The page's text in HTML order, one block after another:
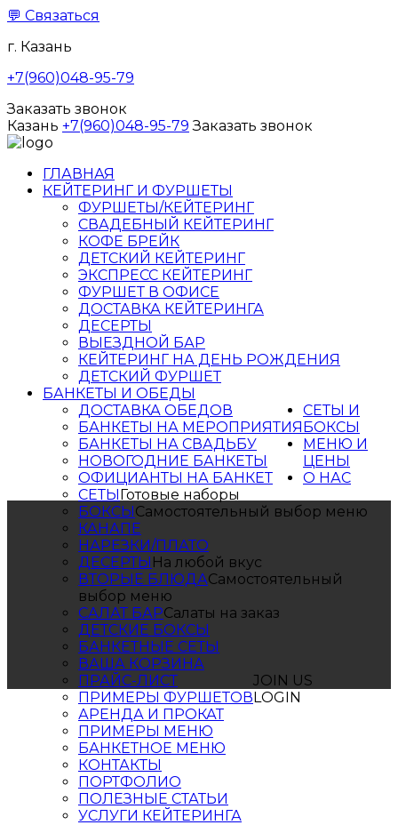
💬 Связаться
г. Казань
+7(960)048-95-79
Заказать звонок
Казань +7(960)048-95-79 Заказать звонок
ГЛАВНАЯ
КЕЙТЕРИНГ И ФУРШЕТЫ
ФУРШЕТЫ/КЕЙТЕРИНГ
СВАДЕБНЫЙ КЕЙТЕРИНГ
КОФЕ БРЕЙК
ДЕТСКИЙ КЕЙТЕРИНГ
ЭКСПРЕСС КЕЙТЕРИНГ
ФУРШЕТ В ОФИСЕ
ДОСТАВКА КЕЙТЕРИНГА
ДЕСЕРТЫ
ВЫЕЗДНОЙ БАР
КЕЙТЕРИНГ НА ДЕНЬ РОЖДЕНИЯ
ДЕТСКИЙ ФУРШЕТ
БАНКЕТЫ И ОБЕДЫ
ДОСТАВКА ОБЕДОВ
БАНКЕТЫ НА МЕРОПРИЯТИЯ
БАНКЕТЫ НА СВАДЬБУ
НОВОГОДНИЕ БАНКЕТЫ
ОФИЦИАНТЫ НА БАНКЕТ
СЕТЫ И
БОКСЫ
СЕТЫГотовые наборы
БОКСЫСамостоятельный выбор меню
КАНАПЕ
НАРЕЗКИ/ПЛАТО
ДЕСЕРТЫ На любой вкус
ВТОРЫЕ БЛЮДАСамостоятельный
выбор меню
САЛАТ БАРСалаты на заказ
ДЕТСКИЕ БОКСЫ
БАНКЕТНЫЕ СЕТЫ
ВАША КОРЗИНА
МЕНЮ И
ЦЕНЫ
ПРАЙС-ЛИСТ
ПРИМЕРЫ ФУРШЕТОВ
АРЕНДА И ПРОКАТ
ПРИМЕРЫ МЕНЮ
БАНКЕТНОЕ МЕНЮ
О НАС
КОНТАКТЫ
ПОРТФОЛИО
ПОЛЕЗНЫЕ СТАТЬИ
УСЛУГИ КЕЙТЕРИНГА
JOIN US
LOGIN